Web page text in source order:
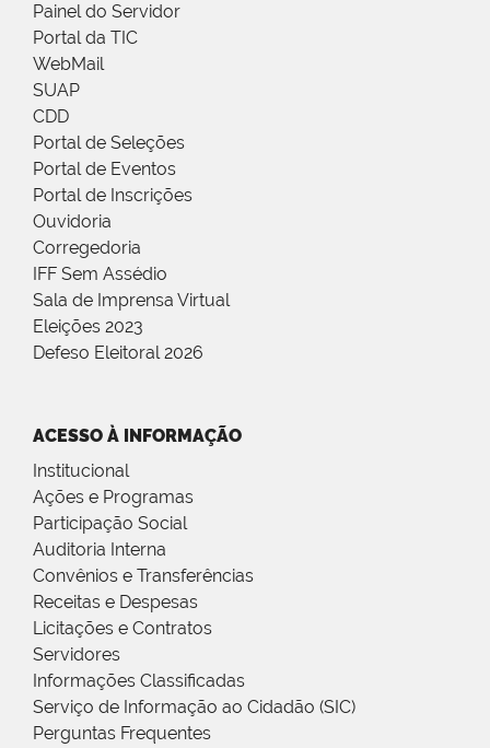
Painel do Servidor
Portal da TIC
WebMail
SUAP
CDD
Portal de Seleções
Portal de Eventos
Portal de Inscrições
Ouvidoria
Corregedoria
IFF Sem Assédio
Sala de Imprensa Virtual
Eleições 2023
Defeso Eleitoral 2026
ACESSO À INFORMAÇÃO
Institucional
Ações e Programas
Participação Social
Auditoria Interna
Convênios e Transferências
Receitas e Despesas
Licitações e Contratos
Servidores
Informações Classificadas
Serviço de Informação ao Cidadão (SIC)
Perguntas Frequentes